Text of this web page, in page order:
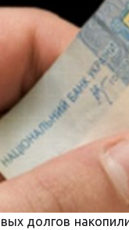
долгов